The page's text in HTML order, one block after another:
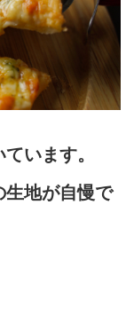
います。
地が自慢で